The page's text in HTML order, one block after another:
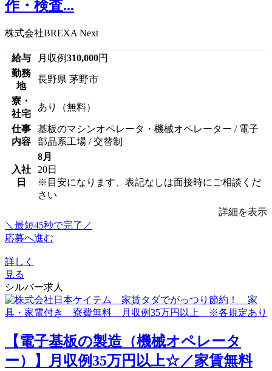
作・検査...
株式会社BREXA Next
給与 月収例310,000円
勤務
地
長野県 茅野市
寮・
社宅
あり（無料）
仕事
内容
基板のマシンオペレータ・機械オペレーター / 電子
部品系工場 / 交替制
入社
日
8月
20日
※目安になります、表記なしは面接時にご相談くだ
さい
詳細を表示
＼最短45秒で完了／
応募へ進む
詳しく
見る
シルバー求人
【電子基板の製造（機械オペレータ
ー）】月収例35万円以上☆／家賃無料